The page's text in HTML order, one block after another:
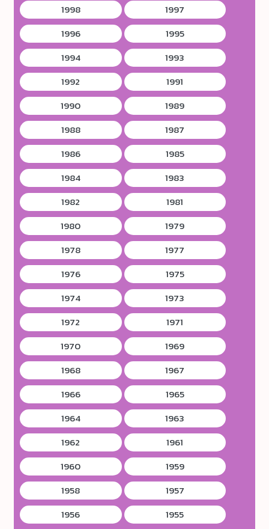
1998
1997
1996
1995
1994
1993
1992
1991
1990
1989
1988
1987
1986
1985
1984
1983
1982
1981
1980
1979
1978
1977
1976
1975
1974
1973
1972
1971
1970
1969
1968
1967
1966
1965
1964
1963
1962
1961
1960
1959
1958
1957
1956
1955